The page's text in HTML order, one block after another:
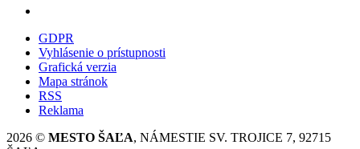
GDPR
Vyhlásenie o prístupnosti
Grafická verzia
Mapa stránok
RSS
Reklama
2026 © MESTO ŠAĽA, NÁMESTIE SV. TROJICE 7, 92715